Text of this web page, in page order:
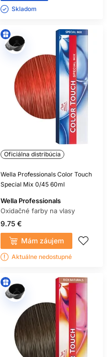
Skladom ㅤ
Oficiálna distribúcia
Wella Professionals Color Touch
Special Mix 0/45 60ml
Wella Professionals
Oxidačné farby na vlasy
9.75 €
Mám záujem
Aktuálne nedostupné